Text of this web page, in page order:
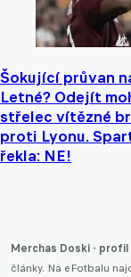
Šokující průvan
Letné? Odejít
střelec vítězné
proti Lyonu.
řekla: NE!
Merchas Doski - profil
články. Na eFotbalu